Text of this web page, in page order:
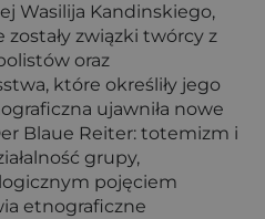
Wasilija Kandinskiego,
związki twórcy z
oraz
które określiły jego
ujawniła nowe
Blaue Reiter: totemizm i
grupy,
pojęciem
etnograficzne